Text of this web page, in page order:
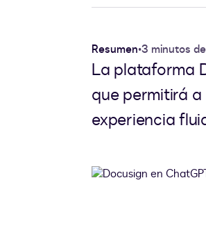
Resumen•3 minutos
La plataforma
que permitirá
experiencia